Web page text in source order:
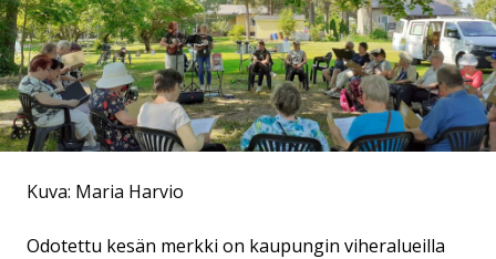
Kuva: Maria Harvio
Odotettu kesän merkki on kaupungin viheralueilla